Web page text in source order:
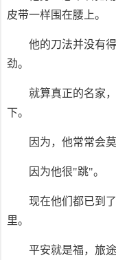
皮带一样围在腰上。
他的刀法并没有
劲。
就算真正的名家
下。
因为，他常常会
因为他很"跳"。
现在他们都已到
里。
平安就是福，旅